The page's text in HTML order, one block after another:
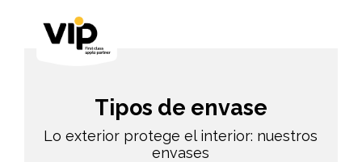
Tipos de envase
Lo exterior protege el interior: nuestros
envases